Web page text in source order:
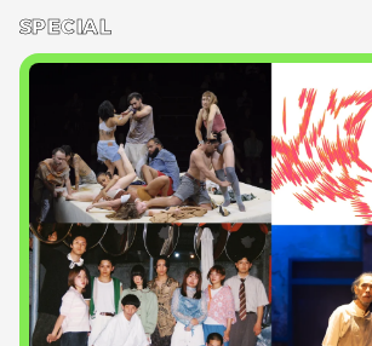
SPECIAL